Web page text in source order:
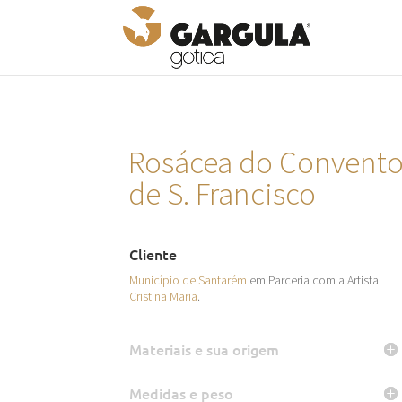
Rosácea do
de S. Francisco
Cliente
Município de Santarém em Parceria com a Artista
Cristina Maria.
Materiais e sua origem
Medidas e peso